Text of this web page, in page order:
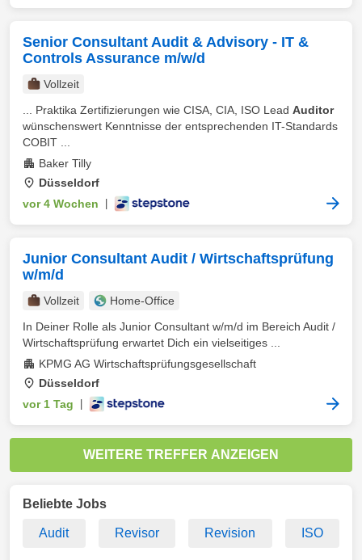
Senior Consultant Audit & Advisory - IT &
Controls Assurance m/w/d
Vollzeit
... Praktika Zertifizierungen wie CISA, CIA, ISO Lead Auditor
wünschenswert Kenntnisse der entsprechenden IT-Standards
COBIT ...
Baker Tilly
Düsseldorf
vor 4 Wochen
Junior Consultant Audit / Wirtschaftsprüfung
w/m/d
Vollzeit
Home-Office
In Deiner Rolle als Junior Consultant w/m/d im Bereich Audit /
Wirtschaftsprüfung erwartet Dich ein vielseitiges ...
KPMG AG Wirtschaftsprüfungsgesellschaft
Düsseldorf
vor 1 Tag
WEITERE TREFFER ANZEIGEN
Beliebte Jobs
Audit Revisor Revision ISO